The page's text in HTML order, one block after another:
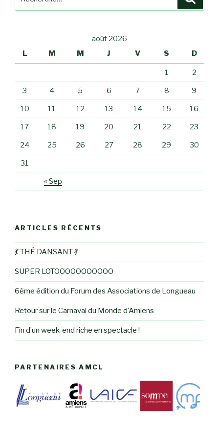
août 2026
L
M M J V S D
« Sep
1 2
3 4 5 6 7 8 9
10 11 12 13 14 15 16
17 18 19 20 21 22 23
24 25 26 27 28 29 30
31
ARTICLES RÉCENTS
💃 THÉ DANSANT 💃
SUPER LOTOOOOOOOOOOO
6ème édition du Forum des Associations de Longueau
Retour sur le Carnaval du Monde d’Amiens
Fin d’un week-end riche en spectacle !
PARTENAIRES AMCL